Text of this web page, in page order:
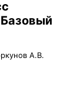
А.В.